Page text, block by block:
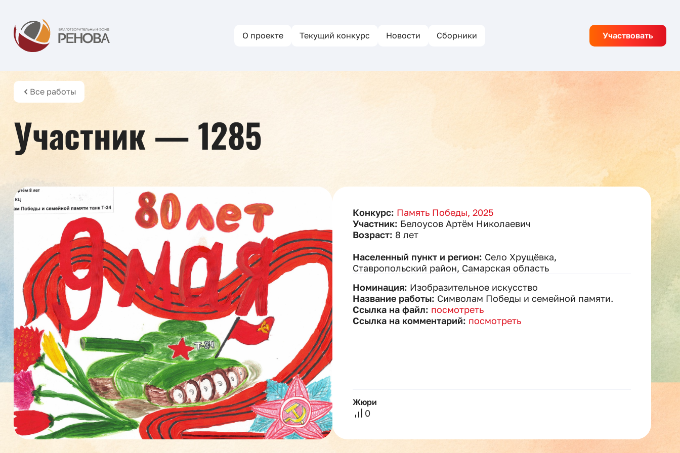
О проекте Текущий конкурс Новости Сборники Участвовать
Все работы
Участник — 1285
Конкурс: Память Победы, 2025
Участник: Белоусов Артём Николаевич
Возраст: 8 лет
Населенный пункт и регион: Село Хрущёвка,
Ставропольский район, Самарская область
Номинация: Изобразительное искусство
Название работы: Символам Победы и семейной памяти.
Ссылка на файл: посмотреть
Ссылка на комментарий: посмотреть
Жюри
0